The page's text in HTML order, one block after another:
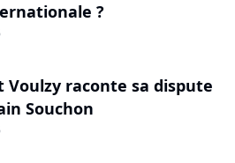
?
Voulzy raconte sa dispute
Souchon